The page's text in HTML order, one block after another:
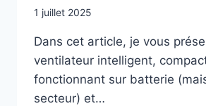
1 juillet 2025
Dans cet article, je vous
ventilateur intelligent,
fonctionnant sur batterie
secteur) et…